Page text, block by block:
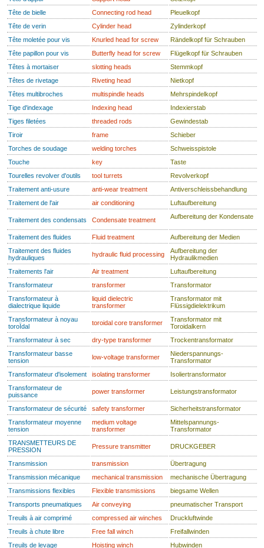
Tête de bielle
Connecting rod head
Pleuelkopf
Tête de verin
Cylinder head
Zylinderkopf
Tête moletée pour vis
Knurled head for screw
Rändelkopf für Schrauben
Tête papillon pour vis
Butterfly head for screw
Flügelkopf für Schrauben
Têtes à mortaiser
slotting heads
Stemmkopf
Têtes de rivetage
Riveting head
Nietkopf
Têtes multibroches
multispindle heads
Mehrspindelkopf
Tige d'indexage
Indexing head
Indexierstab
Tiges filetées
threaded rods
Gewindestab
Tiroir
frame
Schieber
Torches de soudage
welding torches
Schweisspistole
Touche
key
Taste
Tourelles revolver d'outils
tool turrets
Revolverkopf
Traitement anti-usure
anti-wear treatment
Antiverschleissbehandlung
Traitement de l'air
air conditioning Luftaufbereitung
Traitement des condensats Condensate treatment Aufbereitung der Kondensate
Traitement des fluides Fluid treatment
Aufbereitung der Medien
Traitement des fluides
hydrauliques
hydraulic fluid processing
Aufbereitung der
Hydraulikmedien
Traitements l'air
Air treatment
Luftaufbereitung
Transformateur
transformer
Transformator
Transformateur à
dialectrique liquide
liquid dielectric
transformer
Transformator mit
Flüssigdielektrikum
Transformateur à noyau
toroÏdal
toroidal core transformer
Transformator mit
Toroidalkern
Transformateur à sec
dry-type transformer
Trockentransformator
Transformateur basse
tension
low-voltage transformer
Niederspannungs-
Transformator
Transformateur d'isolement
isolating transformer
Isoliertransformator
Transformateur de
puissance
power transformer Leistungstransformator
Transformateur de sécurité safety transformer
Sicherheitstransformator
Transformateur moyenne
tension
medium voltage
transformer
Mittelspannungs-
Transformator
TRANSMETTEURS DE
PRESSION
Pressure transmitter DRUCKGEBER
Transmission transmission
Übertragung
Transmission mécanique
mechanical transmission
mechanische Übertragung
Transmissions flexibles
Flexible transmissions
biegsame Wellen
Transports pneumatiques
Air conveying
pneumatischer Transport
Treuils à air comprimé
compressed air winches
Druckluftwinde
Treuils à chute libre
Free fall winch
Freifallwinden
Treuils de levage
Hoisting winch
Hubwinden